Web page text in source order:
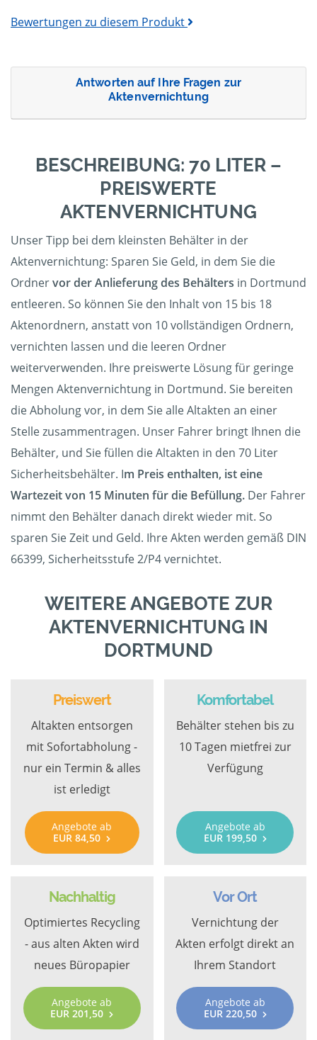
Bewertungen zu diesem Produkt
Antworten auf Ihre Fragen zur
Aktenvernichtung
BESCHREIBUNG: 70 LITER –
PREISWERTE
AKTENVERNICHTUNG
Unser Tipp bei dem kleinsten Behälter in der
Aktenvernichtung: Sparen Sie Geld, in dem Sie die
Ordnervor der Anlieferung des Behälters in Dortmund
entleeren. So können Sie den Inhalt von 15 bis 18
Aktenordnern, anstatt von 10 vollständigen Ordnern,
vernichten lassen und die leeren Ordner
weiterverwenden. Ihre preiswerte Lösung für geringe
Mengen Aktenvernichtung in Dortmund. Sie bereiten
die Abholung vor, in dem Sie alle Altakten an einer
Stelle zusammentragen. Unser Fahrer bringt Ihnen die
Behälter, und Sie füllen die Altakten in den 70 Liter
Sicherheitsbehälter. Im Preis enthalten, ist eine
Wartezeit von 15 Minuten für die Befüllung. Der Fahrer
nimmt den Behälter danach direkt wieder mit. So
sparen Sie Zeit und Geld. Ihre Akten werden gemäß DIN
66399, Sicherheitsstufe 2/P4 vernichtet.
WEITERE ANGEBOTE ZUR
AKTENVERNICHTUNG IN
DORTMUND
Preiswert
Altakten entsorgen
mit Sofortabholung -
nur ein Termin & alles
ist erledigt
Angebote ab
EUR 84,50
Komfortabel
Behälter stehen bis zu
10 Tagen mietfrei zur
Verfügung
Angebote ab
EUR 199,50
Nachhaltig
Optimiertes Recycling
- aus alten Akten wird
neues Büropapier
Angebote ab
EUR 201,50
Vor Ort
Vernichtung der
Akten erfolgt direkt an
Ihrem Standort
Angebote ab
EUR 220,50